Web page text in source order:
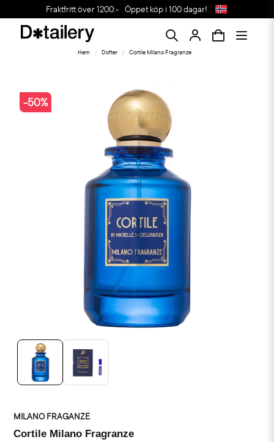
Fraktfritt över 1200:- Öppet köp i 100 dagar!
Hem Dofter Cortile Milano Fragranze
-50%
MILANO FRAGANZE
Cortile Milano Fragranze